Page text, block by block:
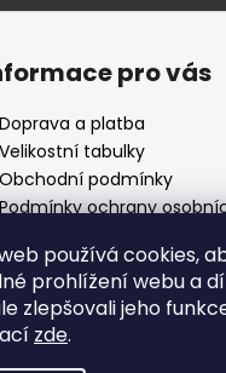
používá cookies,
prohlížení webu a
zlepšovali jeho
zde.
pro vás
Doprava a platba
Velikostní tabulky
Obchodní podmínky
ochrany
nějaké otázky ?